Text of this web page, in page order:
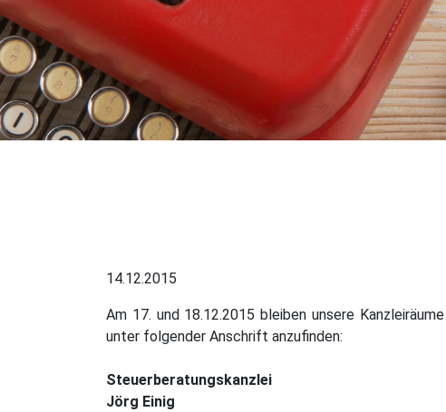
14.12.2015
Am 17. und 18.12.2015 bleiben unsere
unter folgender Anschrift anzufinden:
Steuerberatungskanzlei
Jörg Einig